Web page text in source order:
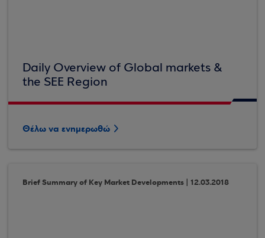
Daily Overview of Global markets &
the SEE Region
Θέλω να ενημερωθώ
Brief Summary of Key Market Developments | 12.03.2018